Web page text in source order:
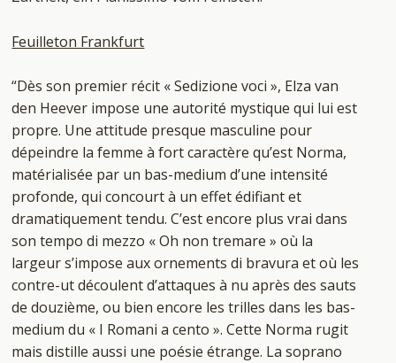
Feuilleton Frankfurt
“Dès son premier récit « Sedizione voci », Elza van
den Heever impose une autorité mystique qui lui est
propre. Une attitude presque masculine pour
dépeindre la femme à fort caractère qu’est Norma,
matérialisée par un bas-medium d’une intensité
profonde, qui concourt à un effet édifiant et
dramatiquement tendu. C’est encore plus vrai dans
son tempo di mezzo « Oh non tremare » où la
largeur s’impose aux ornements di bravura et où les
contre-ut découlent d’attaques à nu après des sauts
de douzième, ou bien encore les trilles dans les bas-
medium du « I Romani a cento ». Cette Norma rugit
mais distille aussi une poésie étrange. La soprano